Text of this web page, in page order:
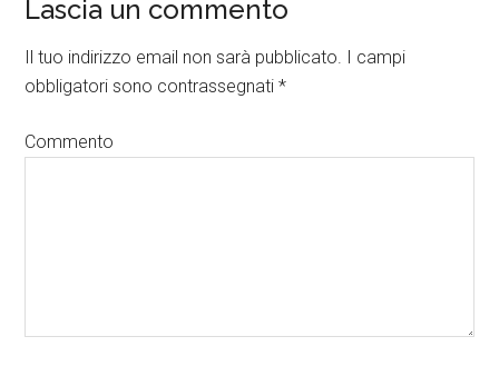
Lascia un commento
Il tuo indirizzo email non sarà pubblicato. I campi
obbligatori sono contrassegnati*
Commento